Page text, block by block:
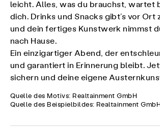
leicht. Alles, was du brauchst, wartet
dich. Drinks und Snacks gibt’s vor Ort
und dein fertiges Kunstwerk nimmst
nach Hause.
Ein einzigartiger Abend, der
und garantiert in Erinnerung bleibt.
sichern und deine eigene
Quelle des Motivs: Realtainment GmbH
Quelle des Beispielbildes: Realtainment GmbH